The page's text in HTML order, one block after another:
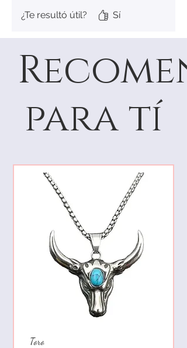
¿Te resultó útil? Sí
para tí
Toro